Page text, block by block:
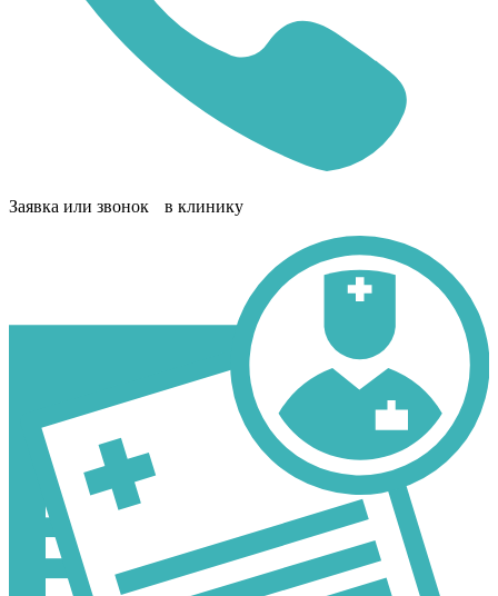
Заявка или звонок в клинику